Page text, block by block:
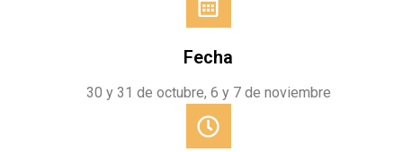
Fecha
30 y 31 de octubre, 6 y 7 de noviembre